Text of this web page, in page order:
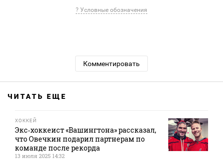
? Условные обозначения
Комментировать
ЧИТАТЬ ЕЩЕ
ХОККЕЙ
Экс‑хоккеист «Вашингтона» рассказал,
что Овечкин подарил партнерам по
команде после рекорда
13 июля 2025 14:32